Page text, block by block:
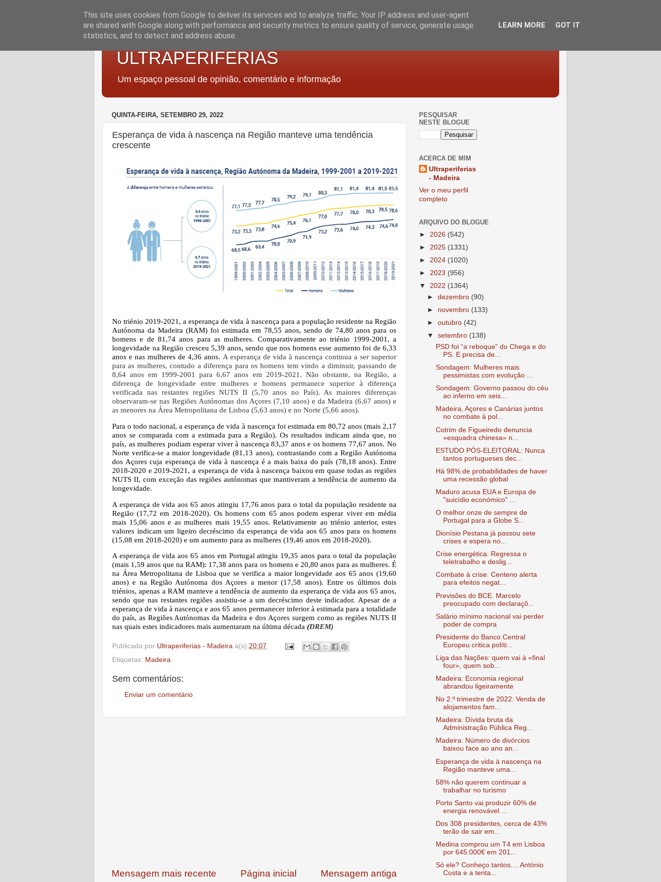
ULTRAPERIFERIAS
Um espaço pessoal de opinião, comentário e informação
QUINTA-FEIRA, SETEMBRO 29, 2022
Esperança de vida à nascença na Região manteve uma tendência
crescente
No triénio 2019-2021, a esperança de vida à nascença para a população residente na Região
Autónoma da Madeira (RAM) foi estimada em 78,55 anos, sendo de 74,80 anos para os
homens e de 81,74 anos para as mulheres. Comparativamente ao triénio 1999-2001, a
longevidade na Região cresceu 5,39 anos, sendo que nos homens esse aumento foi de 6,33
anos e nas mulheres de 4,36 anos. A esperança de vida à nascença continua a ser superior
para as mulheres, contudo a diferença para os homens tem vindo a diminuir, passando de
8,64 anos em 1999-2001 para 6,67 anos em 2019-2021. Não obstante, na Região, a
diferença de longevidade entre mulheres e homens permanece superior à diferença
verificada nas restantes regiões NUTS II (5,70 anos no País). As maiores diferenças
observaram-se nas Regiões Autónomas dos Açores (7,10 anos) e da Madeira (6,67 anos) e
as menores na Área Metropolitana de Lisboa (5,63 anos) e no Norte (5,66 anos).
Para o todo nacional, a esperança de vida à nascença foi estimada em 80,72 anos (mais 2,17
anos se comparada com a estimada para a Região). Os resultados indicam ainda que, no
país, as mulheres podiam esperar viver à nascença 83,37 anos e os homens 77,67 anos. No
Norte verifica-se a maior longevidade (81,13 anos), contrastando com a Região Autónoma
dos Açores cuja esperança de vida à nascença é a mais baixa do país (78,18 anos). Entre
2018-2020 e 2019-2021, a esperança de vida à nascença baixou em quase todas as regiões
NUTS II, com exceção das regiões autónomas que mantiveram a tendência de aumento da
longevidade.
A esperança de vida aos 65 anos atingiu 17,76 anos para o total da população residente na
Região (17,72 em 2018-2020). Os homens com 65 anos podem esperar viver em média
mais 15,06 anos e as mulheres mais 19,55 anos. Relativamente ao triénio anterior, estes
valores indicam um ligeiro decréscimo da esperança de vida aos 65 anos para os homens
(15,08 em 2018-2020) e um aumento para as mulheres (19,46 anos em 2018-2020).
A esperança de vida aos 65 anos em Portugal atingiu 19,35 anos para o total da população
(mais 1,59 anos que na RAM): 17,38 anos para os homens e 20,80 anos para as mulheres. É
na Área Metropolitana de Lisboa que se verifica a maior longevidade aos 65 anos (19,60
anos) e na Região Autónoma dos Açores a menor (17,58 anos). Entre os últimos dois
triénios, apenas a RAM manteve a tendência de aumento da esperança de vida aos 65 anos,
sendo que nas restantes regiões assistiu-se a um decréscimo deste indicador.Apesar de a
esperança de vida à nascença e aos 65 anos permanecer inferior à estimada para a totalidade
do país, as Regiões Autónomas da Madeira e dos Açores surgem como as regiões NUTS II
nas quais estes indicadores mais aumentaram na última década (DREM)
Publicada por Ultraperiferias - Madeira à(s) 20:07
Etiquetas: Madeira
Sem comentários:
Enviar um comentário
Mensagem mais recente Mensagem antiga
Página inicial
PESQUISAR
NESTE BLOGUE
ACERCA DE MIM
Ultraperiferias
- Madeira
Ver o meu perfil
completo
ARQUIVO DO BLOGUE
► 2026 (542)
► 2025 (1331)
► 2024 (1020)
► 2023 (956)
▼ 2022 (1364)
►dezembro (90)
► novembro (133)
►outubro (42)
▼setembro (138)
PSD foi “a reboque” do Chega e do
PS. E precisa de...
Sondagem: Mulheres mais
pessimistas com evolução ...
Sondagem: Governo passou do céu
ao inferno em seis...
Madeira, Açores e Canárias juntos
no combate à pol...
Cotrim de Figueiredo denuncia
«esquadra chinesa» n...
ESTUDO PÓS-ELEITORAL: Nunca
tantos portugueses dec...
Há 98% de probabilidades de haver
uma recessão global
Maduro acusa EUA e Europa de
"suicídio económico" ...
O melhor onze de sempre de
Portugal para a Globe S...
Dionísio Pestana já passou sete
crises e espera no...
Crise energética. Regressa o
teletrabalho e deslig...
Combate à crise. Centeno alerta
para efeitos negat...
Previsões do BCE. Marcelo
preocupado com declaraçõ...
Salário mínimo nacional vai perder
poder de compra
Presidente do Banco Central
Europeu critica políti...
Liga das Nações: quem vai à «final
four», quem sob...
Madeira: Economia regional
abrandou ligeiramente
No 2.º trimestre de 2022: Venda de
alojamentos fam...
Madeira: Dívida bruta da
Administração Pública Reg...
Madeira: Número de divórcios
baixou face ao ano an...
Esperança de vida à nascença na
Região manteve uma...
58% não querem continuar a
trabalhar no turismo
Porto Santo vai produzir 60% de
energia renovável ...
Dos 308 presidentes, cerca de 43%
terão de sair em...
Medina comprou um T4 em Lisboa
por 645.000€ em 201...
Só ele? Conheço tantos.... António
Costa e a tenta...
This site uses cookies from Google to deliver its services and to analyze traffic. Your IP address and user-agent
are shared with Google along with performance and security metrics to ensure quality of service, generate usage
statistics, and to detect and address abuse.
LEARN MORE GOT IT